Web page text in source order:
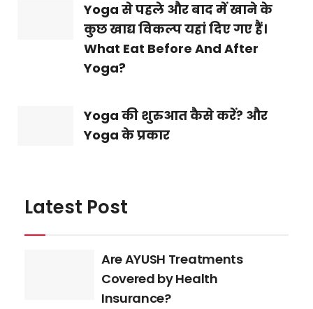
Yoga से पहले और बाद में खाने के
कुछ खाद्य विकल्प यहां दिए गए हैं।
What Eat Before And After
Yoga?
Yoga की शुरुआत कैसे करें? और
Yoga के प्रकार
Latest Post
Are AYUSH Treatments
Covered by Health
Insurance?